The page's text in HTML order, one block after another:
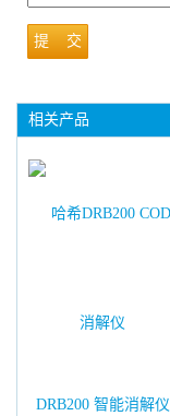
提 交
相关产品
DRB200 智能消解仪